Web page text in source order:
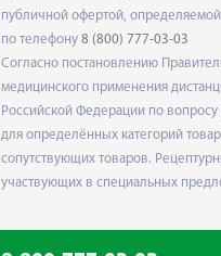
публичной офертой,
по телефону 8 (800) 777-03-03
Согласно постановлению
медицинского применения
Российской Федерации по
для определённых категорий
сопутствующих товаров.
участвующих в специальных